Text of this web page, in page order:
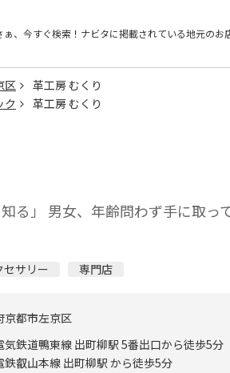
ぁ、今すぐ検索！ ナビタに掲載されている地元のお
区
革工房 むくり
ク 革工房 むくり
る」 男女、年齢問わず手に取っ
セサリー 専門店
京都市左京区
気鉄道鴨東線 出町柳駅 5番出口から徒歩5分
鉄叡山本線 出町柳駅 から徒歩5分